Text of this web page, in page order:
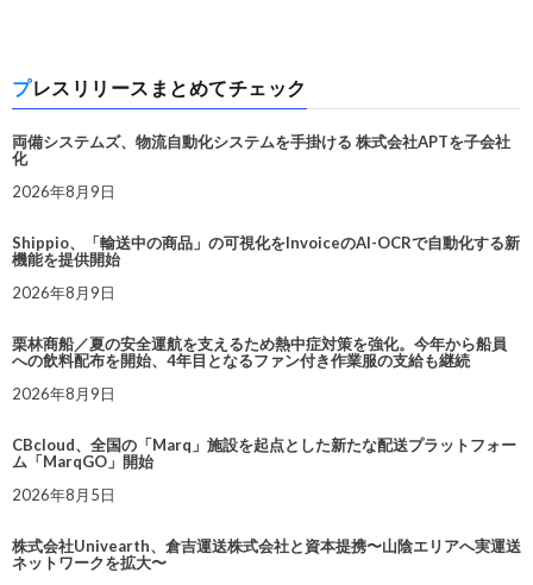
プレスリリースまとめてチェック
両備システムズ、物流自動化システムを手掛ける 株式会社APTを子会社
化
2026年8月9日
Shippio、「輸送中の商品」の可視化をInvoiceのAI-OCRで自動化する新
機能を提供開始
2026年8月9日
栗林商船／夏の安全運航を支えるため熱中症対策を強化。今年から船員
への飲料配布を開始、4年目となるファン付き作業服の支給も継続
2026年8月9日
CBcloud、全国の「Marq」施設を起点とした新たな配送プラットフォー
ム「MarqGO」開始
2026年8月5日
株式会社Univearth、倉吉運送株式会社と資本提携〜山陰エリアへ実運送
ネットワークを拡大〜